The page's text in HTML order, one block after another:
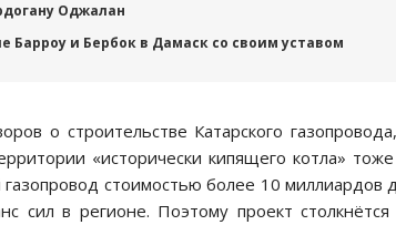
Оджалан
Барроу и Бербок в Дамаск со своим уставом
о строительстве Катарского
«исторически кипящего котла»
стоимостью более 10 миллиардов
сил в регионе. Поэтому проект